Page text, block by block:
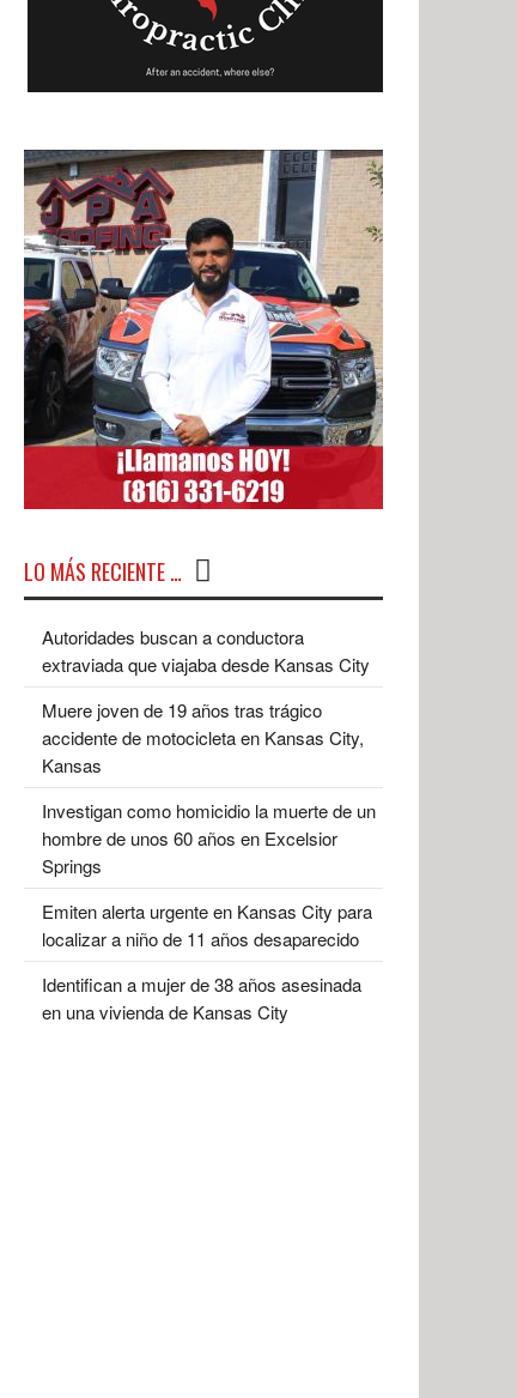
LO MÁS RECIENTE …
Autoridades buscan a conductora
extraviada que viajaba desde Kansas City
Muere joven de 19 años tras trágico
accidente de motocicleta en Kansas City,
Kansas
Investigan como homicidio la muerte de un
hombre de unos 60 años en Excelsior
Springs
Emiten alerta urgente en Kansas City para
localizar a niño de 11 años desaparecido
Identifican a mujer de 38 años asesinada
en una vivienda de Kansas City